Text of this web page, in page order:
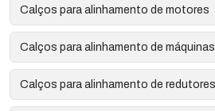
Calços para alinhamento de motores
Calços para alinhamento de máquinas
Calços para alinhamento de redutores